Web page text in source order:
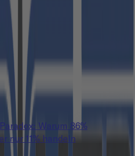
Warum 86%
nur 11% handeln